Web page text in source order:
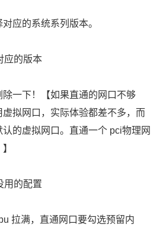
应的系统系列版本。
应的版本
一下！【如果直通的网口不够
拟网口，实际体验都差不多，而
的虚拟网口。直通一个 pci物理网
用的配置
拉满，直通网口要勾选预留内